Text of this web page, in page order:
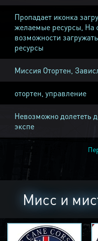
Пропадает иконка
желаемые ресурсы, На
возможности
ресурсы
Миссия Отортен,
отортен, управление
Невозможно долететь
экспе
Мисс и